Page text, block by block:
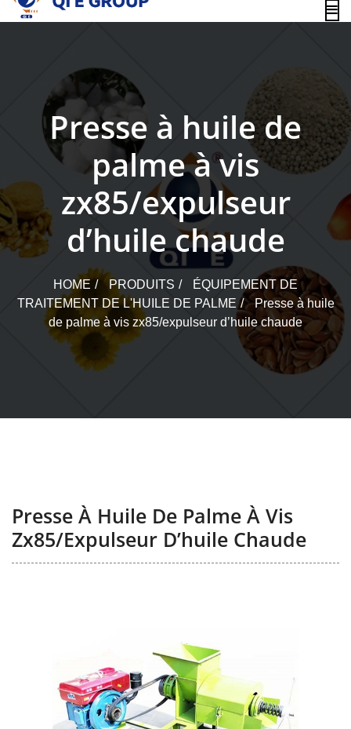
content
Presse à huile de
palme à vis
zx85/expulseur
d’huile chaude
HOME PRODUITS
ÉQUIPEMENT DE
TRAITEMENT DE L'HUILE DE PALME
Presse à huile
de palme à vis zx85/expulseur d’huile chaude
Presse À Huile De Palme À Vis
Zx85/expulseur D’huile Chaude